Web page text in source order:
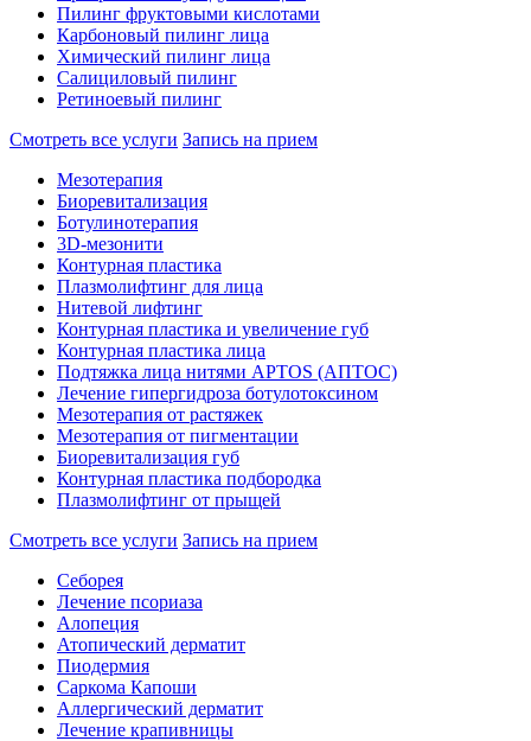
Пилинг фруктовыми кислотами
Карбоновый пилинг лица
Химический пилинг лица
Салициловый пилинг
Ретиноевый пилинг
Смотреть все услуги Запись на прием
Мезотерапия
Биоревитализация
Ботулинотерапия
3D-мезонити
Контурная пластика
Плазмолифтинг для лица
Нитевой лифтинг
Контурная пластика и увеличение губ
Контурная пластика лица
Подтяжка лица нитями APTOS (АПТОС)
Лечение гипергидроза ботулотоксином
Мезотерапия от растяжек
Мезотерапия от пигментации
Биоревитализация губ
Контурная пластика подбородка
Плазмолифтинг от прыщей
Смотреть все услуги Запись на прием
Себорея
Лечение псориаза
Алопеция
Атопический дерматит
Пиодермия
Саркома Капоши
Аллергический дерматит
Лечение крапивницы